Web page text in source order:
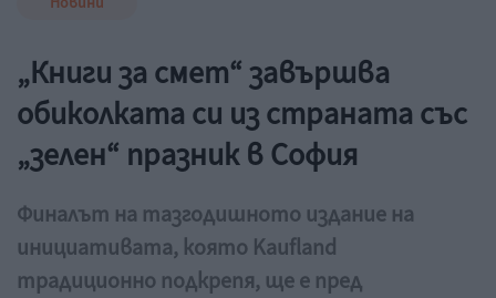
„Книги за смет“ завършва
обиколката си из страната със
„зелен“ празник в София
Финалът на тазгодишното издание на
инициативата, която Kaufland
традиционно подкрепя, ще е пред